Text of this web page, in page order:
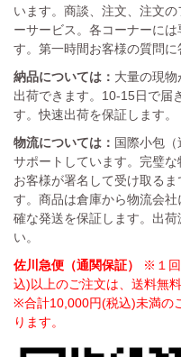
います。商談、注文、注文
ーサービス。各コーナーに
す。第一時間お客様の質問に
納品については： 大量の現
出荷できます。10-15日で届
す。快速出荷を保証します。
物流については： 国際小包
サポートしています。完璧な
お客様が署名して受け取る
す。商品は倉庫から物流会
確な発送を保証します。出
い。
佐川急便（通関保証）
※１回
込)以上のご注文は、送料無
※合計10,000円(税込)未満の
ります。